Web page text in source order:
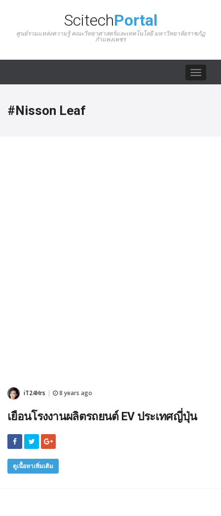
ScitechPortal
ศูนย์รวมแหล่งความรู้ คณะวิทยาศาสตร์และเทคโนโลยี มหาวิทยาลัยราชภัฏ
กำแพงเพชร
Toggle
#Nisson Leaf
iT24Hrs 8 years ago
เยือนโรงงานผลิตรถยนต์ EV ประเทศญี่ปุ่น
ดูเนื้อหาเพิ่มเติม